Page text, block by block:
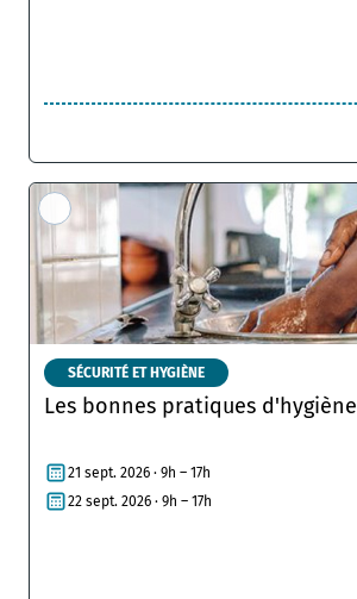
SÉCURITÉ ET HYGIÈNE
Les bonnes pratiques d'hygiène
21 sept. 2026 · 9h – 17h
22 sept. 2026 · 9h – 17h